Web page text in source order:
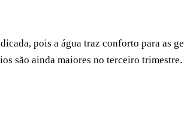
pois a água traz conforto para as
são ainda maiores no terceiro